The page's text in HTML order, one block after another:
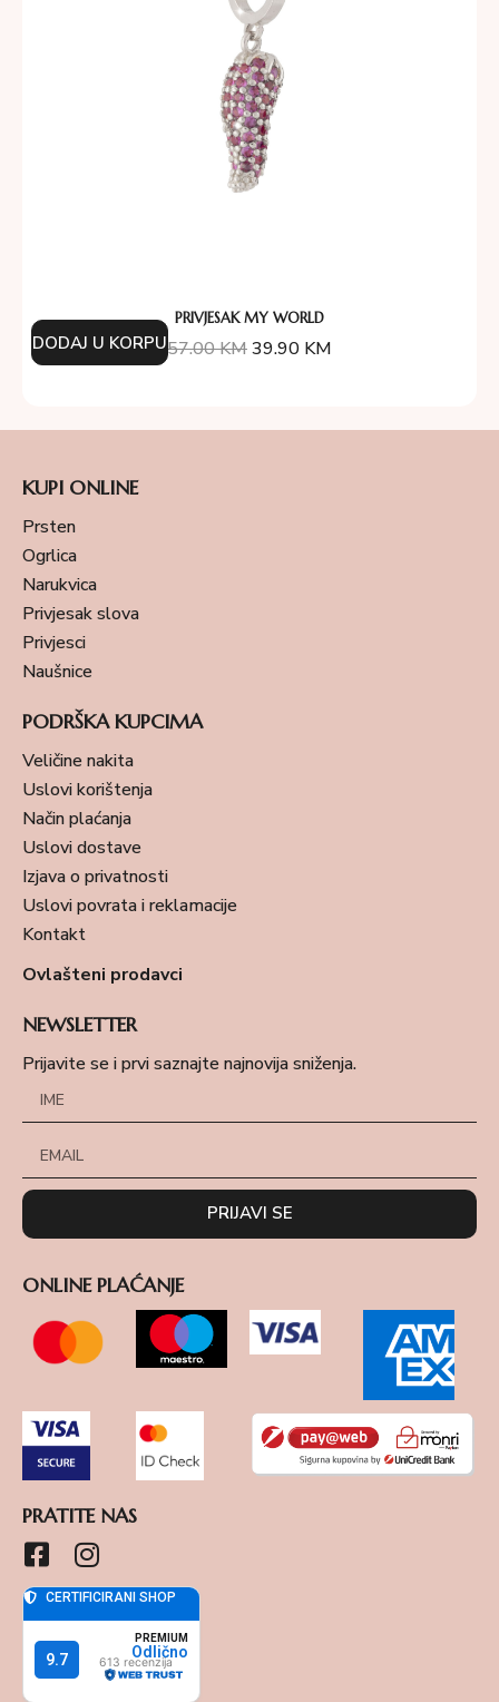
PRIVJESAK MY WORLD
57.00KM39.90 KM
DODAJ U KORPU
KUPI ONLINE
Prsten
Ogrlica
Narukvica
Privjesak slova
Privjesci
Naušnice
PODRŠKA KUPCIMA
Veličine nakita
Uslovi korištenja
Način plaćanja
Uslovi dostave
Izjava o privatnosti
Uslovi povrata i reklamacije
Kontakt
Ovlašteni prodavci
NEWSLETTER
Prijavite se i prvi saznajte najnovija sniženja.
PRIJAVI SE
ONLINE PLAĆANJE
PRATITE NAS